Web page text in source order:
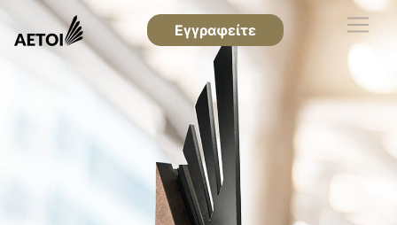
Εγγραφείτε